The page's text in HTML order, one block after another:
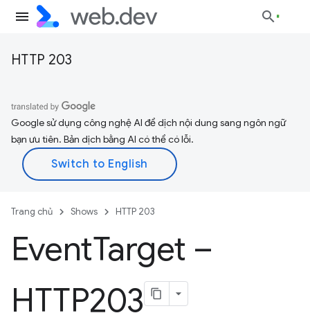
HTTP 203
Google sử dụng công nghệ AI để dịch nội dung sang ngôn ngữ
bạn ưu tiên. Bản dịch bằng AI có thể có lỗi.
Trang chủ Shows HTTP 203
EventTarget –
HTTP203